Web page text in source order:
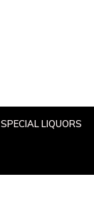
SPECIAL LIQUORS